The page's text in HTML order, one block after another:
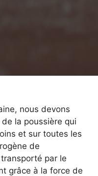
nous devons
la poussière qui
et sur toutes les
de
par le
grâce à la force de